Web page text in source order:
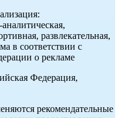
развлекательная,
в соответствии с
о рекламе
Федерация,
рекомендательные